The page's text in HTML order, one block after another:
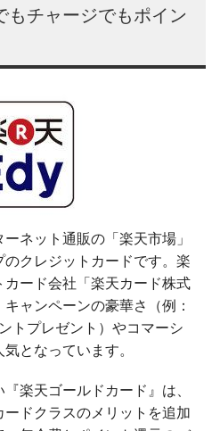
もチャージでもポイン
ーネット通販の「楽天市場」
クレジットカードです。楽
ード会社「楽天カード株式
ャンペーンの豪華さ（例：
トプレゼント）やコマーシ
となっています。
楽天ゴールドカード』は、
ドクラスのメリットを追加